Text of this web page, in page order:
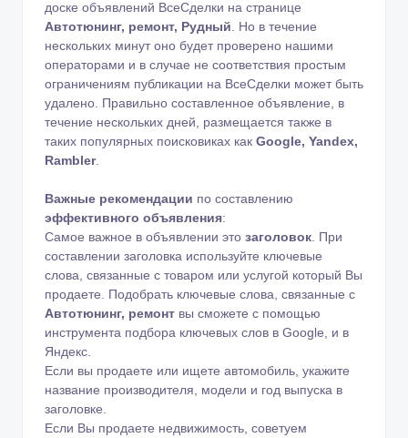
доске объявлений ВсеСделки на странице
Автотюнинг, ремонт, Рудный . Но в течение
нескольких минут оно будет проверено нашими
операторами и в случае не соответствия простым
ограничениям публикации на ВсеСделки может быть
удалено. Правильно составленное объявление, в
течение нескольких дней, размещается также в
таких популярных поисковиках как Google, Yandex,
Rambler.
Важные рекомендации по составлению
эффективного объявления:
Самое важное в объявлении это заголовок . При
составлении заголовка используйте ключевые
слова, связанные с товаром или услугой который Вы
продаете. Подобрать ключевые слова, связанные с
Автотюнинг, ремонт вы сможете с помощью
инструмента подбора ключевых слов в Google
и в
Яндекс
Если вы продаете или ищете автомобиль, укажите
название производителя, модели и год выпуска в
заголовке.
Если Вы продаете недвижимость, советуем